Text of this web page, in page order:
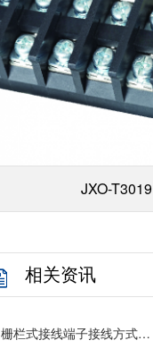
JXO-T3019
相关资讯
栅栏式接线端子接线方式…